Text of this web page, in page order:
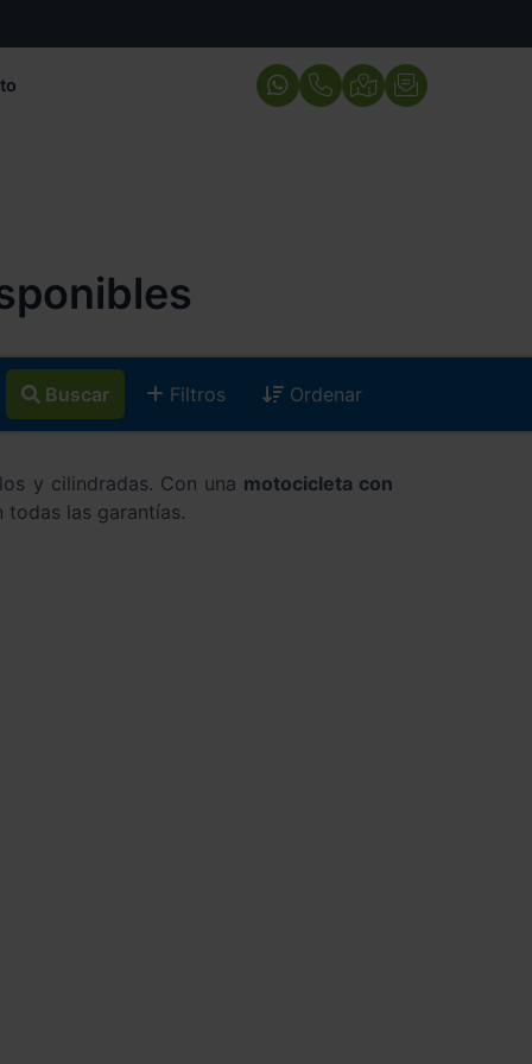
Buscar Filtros Ordenar
y cilindradas. Con una motocicleta con
las garantías.